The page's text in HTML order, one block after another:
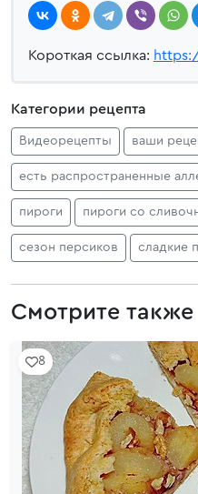
Короткая ссылка:
Категории рецепта
Видеорецепты ваши
есть распространенные
пироги пироги со
сезон персиков сладкие
Смотрите также
8